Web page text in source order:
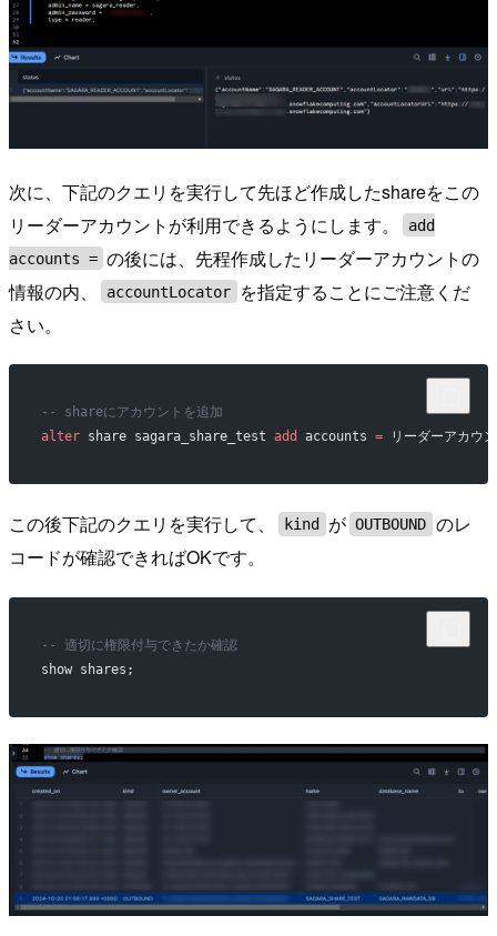
次に、下記のクエリを実行して先ほど作成したshareをこの
リーダーアカウントが利用できるようにします。
add
accounts = の後には、先程作成したリーダーアカウントの
情報の内、
accountLocator
を指定することにご注意くだ
さい。
-- shareにアカウントを追加
alter share sagara_share_test add accounts = リーダーアカウ
この後下記のクエリを実行して、 kind が OUTBOUND のレ
コードが確認できればOKです。
-- 適切に権限付与できたか確認
show shares;